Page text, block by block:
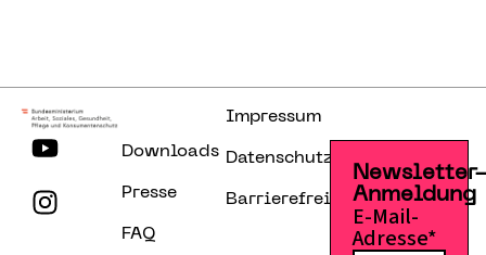
Downloads
Presse
FAQ
Impressum
Datenschutzerklärung
Barrierefreiheitserklärung
Anmeldung
E-Mail-
Adresse*